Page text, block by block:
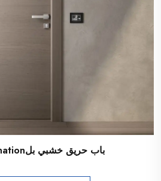
باب حريق خشبي بلamination ميلامين